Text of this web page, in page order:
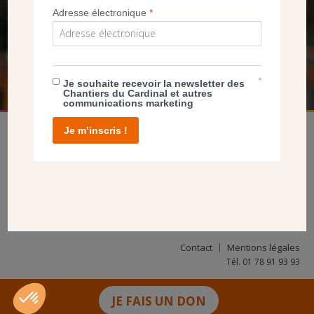
JE FAIS UN DON
NOUS PERMET D’AGIR
FAIRE UN DON
Contact Mentions légales
Tél. 01 78 91 93 93
Adresse électronique*
Je souhaite recevoir la newsletter des
Chantiers du Cardinal et autres
communications marketing
*
Je m’inscris !